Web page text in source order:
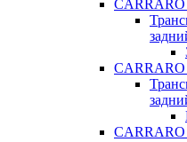
CARRARO
CARRARO
CARRARO